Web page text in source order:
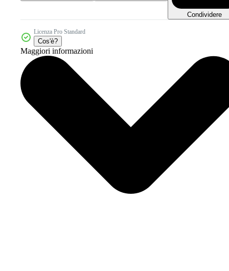
Condividere
Licenza Pro Standard
Cos'è?
Maggiori informazioni